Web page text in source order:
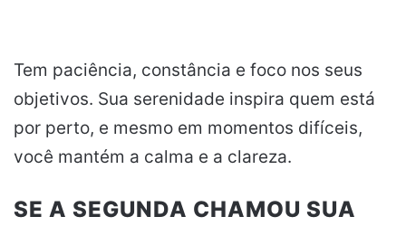
Tem paciência, constância e foco nos seus
objetivos. Sua serenidade inspira quem está
por perto, e mesmo em momentos difíceis,
você mantém a calma e a clareza.
SE A SEGUNDA CHAMOU SUA